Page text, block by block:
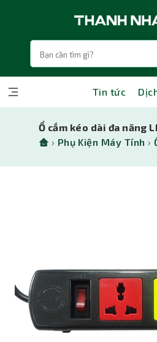
Tin tức
Ổ cắm kéo dài đa năng
› Phụ Kiện Máy Tính ›